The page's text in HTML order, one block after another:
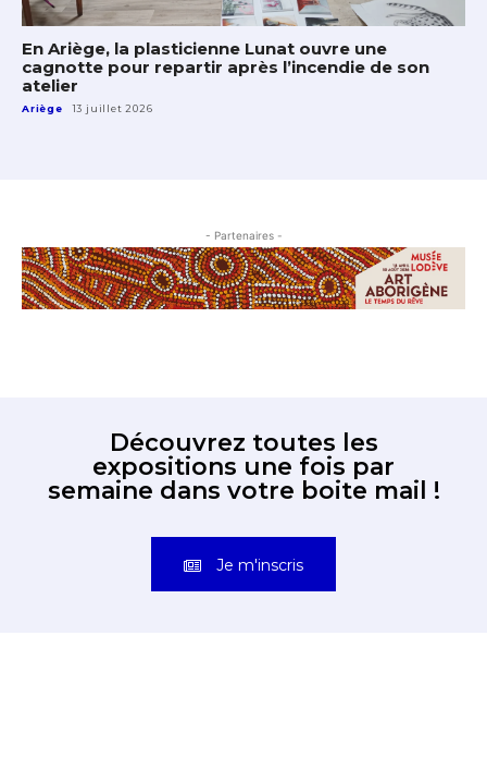
En Ariège, la plasticienne Lunat ouvre une
cagnotte pour repartir après l’incendie de son
atelier
Ariège 13 juillet 2026
- Partenaires -
Découvrez toutes les
expositions une fois par
semaine dans votre boite mail !
Je m'inscris